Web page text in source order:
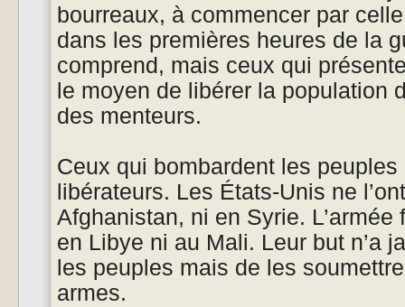
bourreaux, à commencer par
dans les premières heures de la
comprend, mais ceux qui
le moyen de libérer la population
des menteurs.
Ceux qui bombardent les
libérateurs. Les États-Unis ne
Afghanistan, ni en Syrie. L’armée
en Libye ni au Mali. Leur but n’a
les peuples mais de les
armes.